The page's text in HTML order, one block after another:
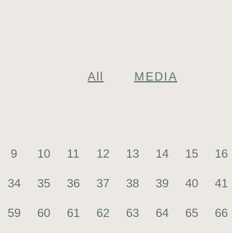
All MEDIA
9 10 11 12 13 14 15 16
34 35 36 37 38 39 40 41
59 60 61 62 63 64 65 66